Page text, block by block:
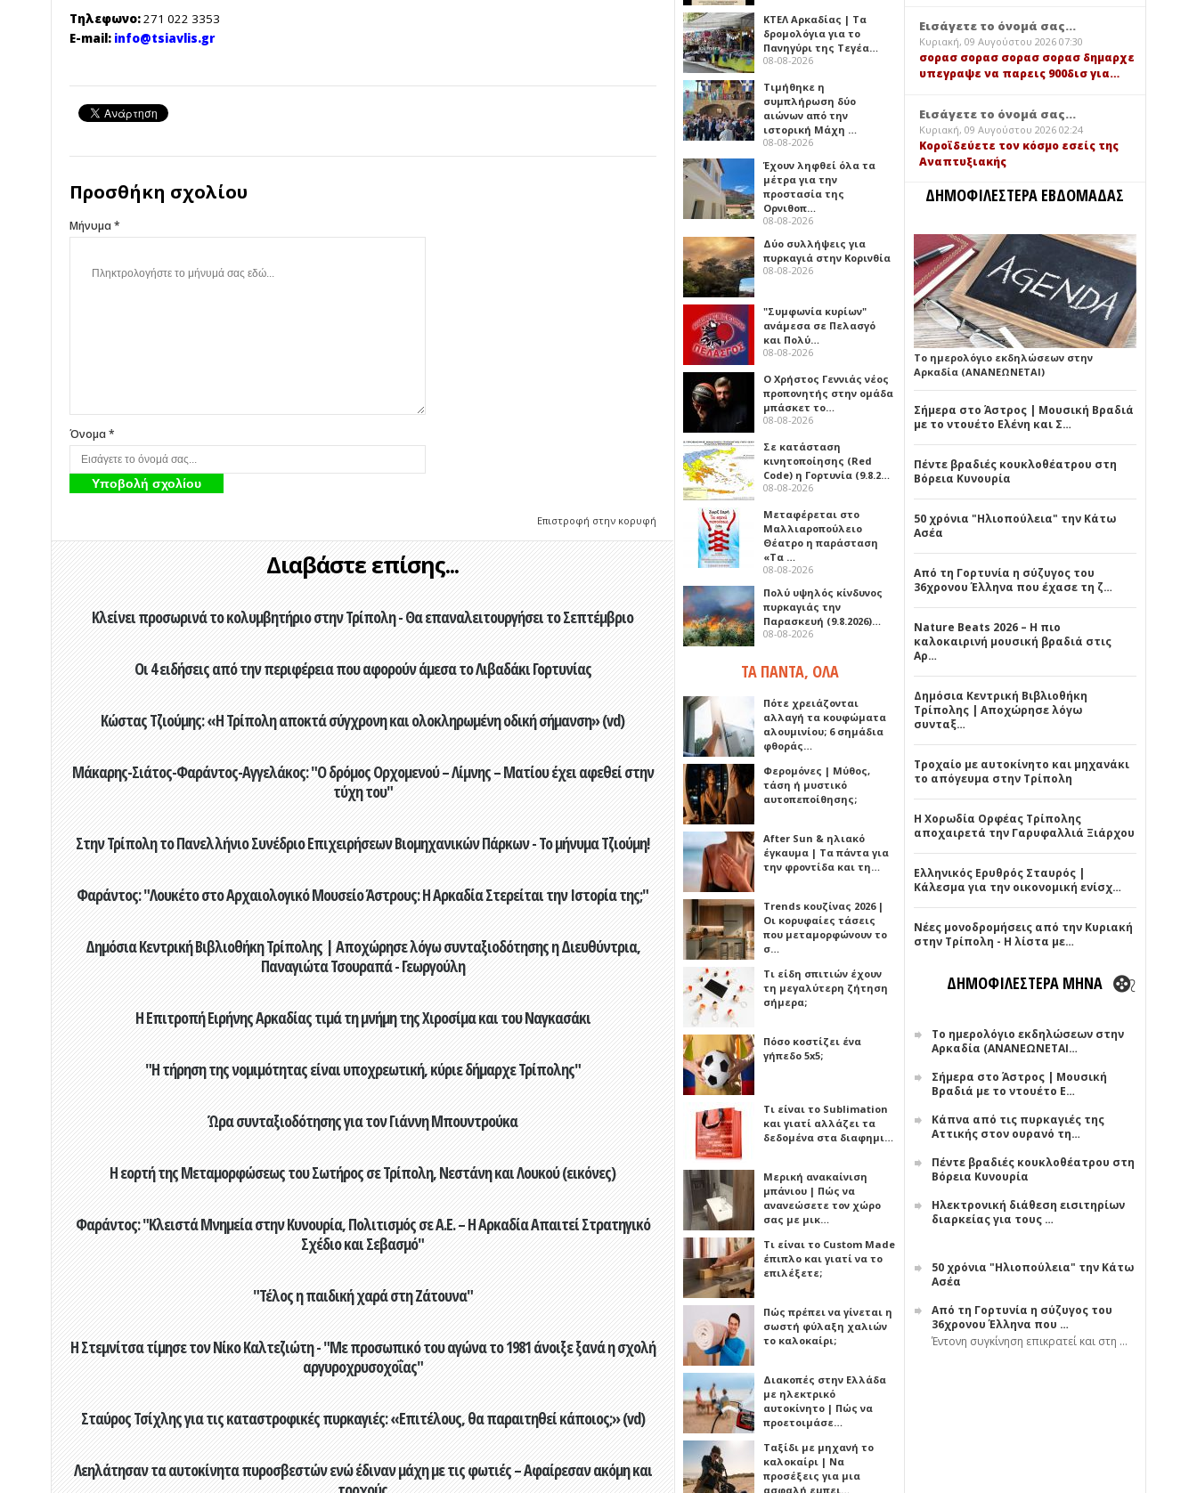
Τηλεφωνο:271 022 3353
E-mail: info@tsiavlis.gr
Προσθήκη σχολίου
Μήνυμα *
Όνομα *
Επιστροφή στην κορυφή
Διαβάστε επίσης...
Κλείνει προσωρινά το κολυμβητήριο στην Τρίπολη - Θα επαναλειτουργήσει το Σεπτέμβριο
Οι 4 ειδήσεις από την περιφέρεια που αφορούν άμεσα το Λιβαδάκι Γορτυνίας
Κώστας Τζιούμης: «Η Τρίπολη αποκτά σύγχρονη και ολοκληρωμένη οδική σήμανση» (vd)
Μάκαρης-Σιάτος-Φαράντος-Αγγελάκος: "Ο δρόμος Ορχομενού – Λίμνης – Ματίου έχει αφεθεί στην
τύχη του"
Στην Τρίπολη το Πανελλήνιο Συνέδριο Επιχειρήσεων Βιομηχανικών Πάρκων - Το μήνυμα Τζιούμη!
Φαράντος: "Λουκέτο στο Αρχαιολογικό Μουσείο Άστρους: Η Αρκαδία Στερείται την Ιστορία της;"
Δημόσια Κεντρική Βιβλιοθήκη Τρίπολης | Αποχώρησε λόγω συνταξιοδότησης η Διευθύντρια,
Παναγιώτα Τσουραπά - Γεωργούλη
Η Επιτροπή Ειρήνης Αρκαδίας τιμά τη μνήμη της Χιροσίμα και του Ναγκασάκι
"Η τήρηση της νομιμότητας είναι υποχρεωτική, κύριε δήμαρχε Τρίπολης"
Ώρα συνταξιοδότησης για τον Γιάννη Μπουντρούκα
Η εορτή της Μεταμορφώσεως του Σωτήρος σε Τρίπολη, Νεστάνη και Λουκού (εικόνες)
Φαράντος: "Κλειστά Μνημεία στην Κυνουρία, Πολιτισμός σε Α.Ε. – Η Αρκαδία Απαιτεί Στρατηγικό
Σχέδιο και Σεβασμό"
"Τέλος η παιδική χαρά στη Ζάτουνα"
Η Στεμνίτσα τίμησε τον Νίκο Καλτεζιώτη - "Με προσωπικό του αγώνα το 1981 άνοιξε ξανά η σχολή
αργυροχρυσοχοΐας"
Σταύρος Τσίχλης για τις καταστροφικές πυρκαγιές: «Επιτέλους, θα παραιτηθεί κάποιος;» (vd)
Λεηλάτησαν τα αυτοκίνητα πυροσβεστών ενώ έδιναν μάχη με τις φωτιές – Αφαίρεσαν ακόμη και
ΚΤΕΛ Αρκαδίας | Τα
δρομολόγια για το
Πανηγύρι της Τεγέα…
08-08-2026
Τιμήθηκε η
συμπλήρωση δύο
αιώνων από την
ιστορική Μάχη …
08-08-2026
Έχουν ληφθεί όλα τα
μέτρα για την
προστασία της
Ορνιθοπ…
08-08-2026
Δύο συλλήψεις για
πυρκαγιά στην Κορινθία
08-08-2026
"Συμφωνία κυρίων"
ανάμεσα σε Πελασγό
και Πολύ…
08-08-2026
Ο Χρήστος Γεννιάς νέος
προπονητής στην ομάδα
μπάσκετ το…
08-08-2026
Σε κατάσταση
κινητοποίησης (Red
Code) η Γορτυνία (9.8.2…
08-08-2026
Μεταφέρεται στο
Μαλλιαροπούλειο
Θέατρο η παράσταση
«Τα …
08-08-2026
Πολύ υψηλός κίνδυνος
πυρκαγιάς την
Παρασκευή (9.8.2026)…
08-08-2026
ΤΑ ΠΑΝΤΑ, ΟΛΑ
Πότε χρειάζονται
αλλαγή τα κουφώματα
αλουμινίου; 6 σημάδια
φθοράς…
Φερομόνες | Μύθος,
τάση ή μυστικό
αυτοπεποίθησης;
After Sun & ηλιακό
έγκαυμα | Τα πάντα για
την φροντίδα και τη…
Trends κουζίνας 2026 |
Οι κορυφαίες τάσεις
που μεταμορφώνουν το
σ…
Τι είδη σπιτιών έχουν
τη μεγαλύτερη ζήτηση
σήμερα;
Πόσο κοστίζει ένα
γήπεδο 5x5;
Τι είναι το Sublimation
και γιατί αλλάζει τα
δεδομένα στα διαφημι…
Μερική ανακαίνιση
μπάνιου | Πώς να
ανανεώσετε τον χώρο
σας με μικ…
Τι είναι το Custom Made
έπιπλο και γιατί να το
επιλέξετε;
Πώς πρέπει να γίνεται η
σωστή φύλαξη χαλιών
το καλοκαίρι;
Διακοπές στην Ελλάδα
με ηλεκτρικό
αυτοκίνητο | Πώς να
προετοιμάσε…
Ταξίδι με μηχανή το
καλοκαίρι | Να
προσέξεις για μια
ασφαλή εμπει…
Εισάγετε το όνομά σας...
Κυριακή, 09 Αυγούστου 2026 07:30
σορασ σορασ σορασ σορασ δημαρχε
υπεγραψε να παρεις 900δισ για…
Εισάγετε το όνομά σας...
Κυριακή, 09 Αυγούστου 2026 02:24
Κοροϊδεύετε τον κόσμο εσείς της
Αναπτυξιακής
ΔΗΜΟΦΙΛΕΣΤΕΡΑ ΕΒΔΟΜΑΔΑΣ
Το ημερολόγιο εκδηλώσεων στην
Αρκαδία (ΑΝΑΝΕΩΝΕΤΑΙ)
Σήμερα στο Άστρος | Μουσική Βραδιά
με το ντουέτο Ελένη και Σ…
Πέντε βραδιές κουκλοθέατρου στη
Βόρεια Κυνουρία
50 χρόνια "Ηλιοπούλεια" την Κάτω
Ασέα
Από τη Γορτυνία η σύζυγος του
36χρονου Έλληνα που έχασε τη ζ…
Nature Beats 2026 – Η πιο
καλοκαιρινή μουσική βραδιά στις
Αρ…
Δημόσια Κεντρική Βιβλιοθήκη
Τρίπολης | Αποχώρησε λόγω
συνταξ…
Τροχαίο με αυτοκίνητο και μηχανάκι
το απόγευμα στην Τρίπολη
Η Χορωδία Ορφέας Τρίπολης
αποχαιρετά την Γαρυφαλλιά Ξιάρχου
Ελληνικός Ερυθρός Σταυρός |
Κάλεσμα για την οικονομική ενίσχ…
Νέες μονοδρομήσεις από την Κυριακή
στην Τρίπολη - Η λίστα με…
ΔΗΜΟΦΙΛΕΣΤΕΡΑ ΜΗΝΑ
Το ημερολόγιο εκδηλώσεων στην
Αρκαδία (ΑΝΑΝΕΩΝΕΤΑΙ…
Σήμερα στο Άστρος | Μουσική
Βραδιά με το ντουέτο Ε…
Κάπνα από τις πυρκαγιές της
Αττικής στον ουρανό τη…
Πέντε βραδιές κουκλοθέατρου στη
Βόρεια Κυνουρία
Ηλεκτρονική διάθεση εισιτηρίων
διαρκείας για τους …
50 χρόνια "Ηλιοπούλεια" την Κάτω
Ασέα
Από τη Γορτυνία η σύζυγος του
36χρονου Έλληνα που …
Έντονη συγκίνηση επικρατεί και στη …